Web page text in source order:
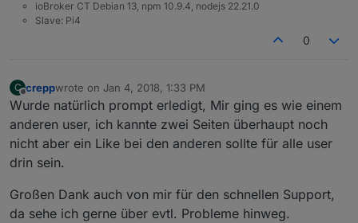
ioBroker CT Debian 13, npm 10.9.4, nodejs 22.21.0
Slave: Pi4
0
C
Offline
creppwrote on Jan 4, 2018, 1:33 PM
last edited by
Wurde natürlich prompt erledigt, Mir ging es wie einem
anderen user, ich kannte zwei Seiten überhaupt noch
nicht aber ein Like bei den anderen sollte für alle user
drin sein.
Großen Dank auch von mir für den schnellen Support,
da sehe ich gerne über evtl. Probleme hinweg.